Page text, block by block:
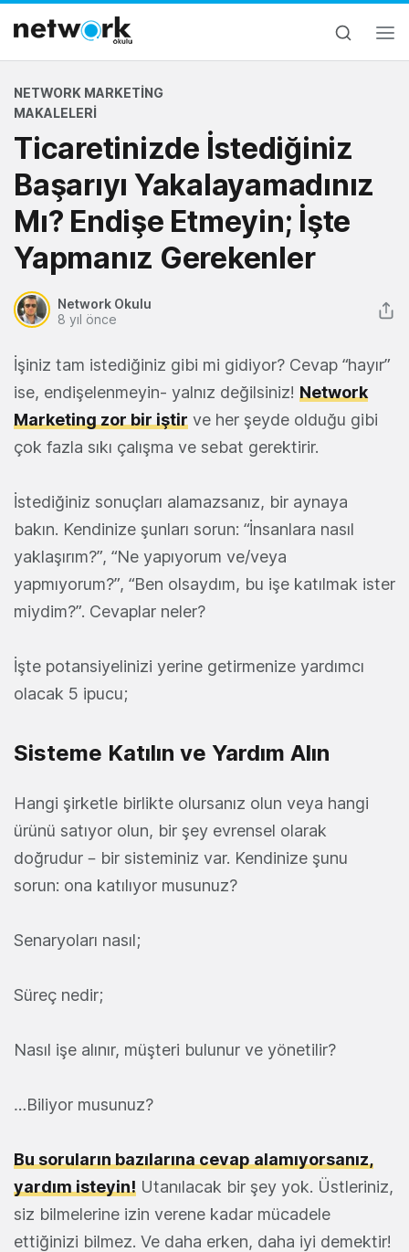
NETWORK MARKETING
MAKALELERI
Ticaretinizde İstediğiniz
Başarıyı Yakalayamadınız
Mı? Endişe Etmeyin; İşte
Yapmanız Gerekenler
Network Okulu
8 yıl önce
İşiniz tam istediğiniz gibi mi gidiyor? Cevap “hayır”
ise, endişelenmeyin- yalnız değilsiniz! Network
Marketing zor bir iştir ve her şeyde olduğu gibi
çok fazla sıkı çalışma ve sebat gerektirir.
İstediğiniz sonuçları alamazsanız, bir aynaya
bakın. Kendinize şunları sorun: “İnsanlara nasıl
yaklaşırım?”, “Ne yapıyorum ve/veya
yapmıyorum?”, “Ben olsaydım, bu işe katılmak ister
miydim?”. Cevaplar neler?
İşte potansiyelinizi yerine getirmenize yardımcı
olacak 5 ipucu;
Sisteme Katılın ve Yardım Alın
Hangi şirketle birlikte olursanız olun veya hangi
ürünü satıyor olun, bir şey evrensel olarak
doğrudur – bir sisteminiz var. Kendinize şunu
sorun: ona katılıyor musunuz?
Senaryoları nasıl;
Süreç nedir;
Nasıl işe alınır, müşteri bulunur ve yönetilir?
…Biliyor musunuz?
Bu soruların bazılarına cevap alamıyorsanız,
yardım isteyin! Utanılacak bir şey yok. Üstleriniz,
siz bilmelerine izin verene kadar mücadele
ettiğinizi bilmez. Ve daha erken, daha iyi demektir!